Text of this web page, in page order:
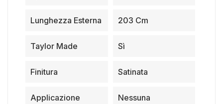
Lunghezza Esterna 203 Cm
Taylor Made Sì
Finitura Satinata
Applicazione
Nessuna